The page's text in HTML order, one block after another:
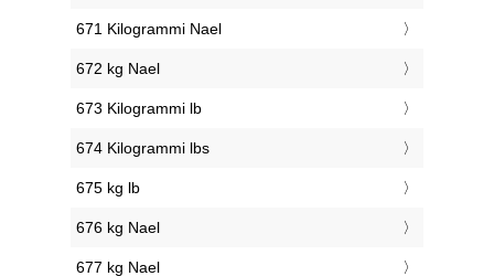
671 Kilogrammi Nael
672 kg Nael
673 Kilogrammi lb
674 Kilogrammi lbs
675 kg lb
676 kg Nael
677 kg Nael